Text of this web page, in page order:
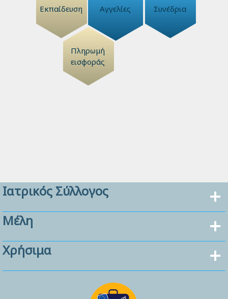
Εκπαίδευση Αγγελίες Συνέδρια
Πληρωμή
εισφοράς
Ιατρικός Σύλλογος
Μέλη
Χρήσιμα